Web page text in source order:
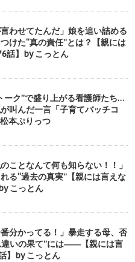
言わせてたんだ」娘を追い詰める
けた“真の責任”とは？【親には
話】by こっとん
ーク”で盛り上がる看護師たち…
叫んだ一言「子育てバッチコ
本ぷりっつ
ことなんて何も知らない！！」
る“過去の真実”【親には言えな
こっとん
番分かってる！」暴走する母、否
違いの果て”には――【親には言
】by こっとん